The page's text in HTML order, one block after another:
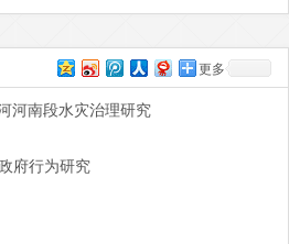
更多
河南段水灾治理研究
府行为研究